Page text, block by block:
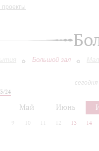
Большой зал
24
Май Июнь
9 10 12 13 14